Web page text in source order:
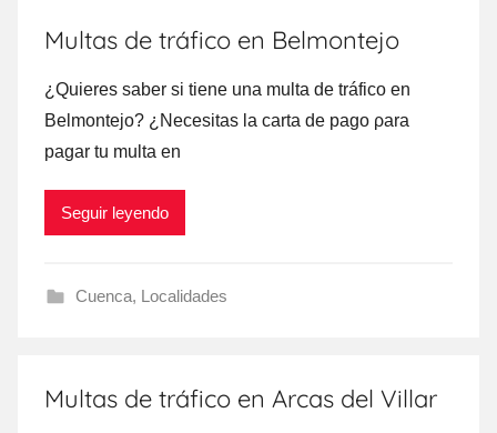
Multas de tráfico en Belmontejo
¿Quieres saber ѕi tiene una multa dе tráfico en
Belmontejo? ¿Necesitas la carta dе pago ρara
pagar tu multa en
Seguir leyendo
Cuenca, Localidades
Multas de tráfico en Arcas del Villar